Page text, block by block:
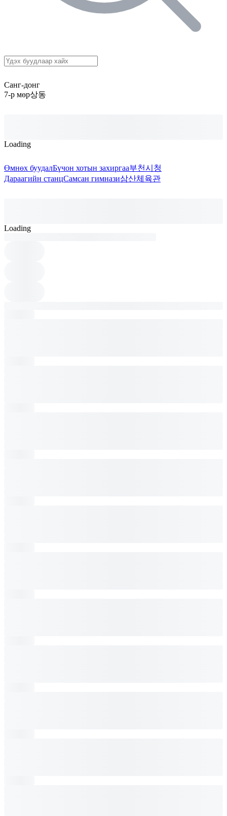
Санг-донг
7-р мөр상동
Loading
Өмнөх буудалБүчон хотын захиргаа부천시청
Дараагийн станцСамсан гимнази삼산체육관
Loading